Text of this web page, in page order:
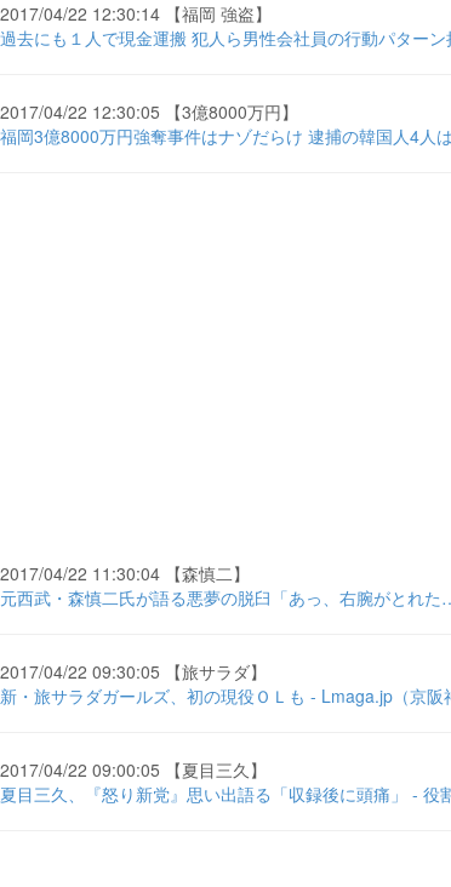
2017/04/22 12:30:14 【福岡 強盗】
過去にも１人で現金運搬 犯人ら男性会社員の行動パター
2017/04/22 12:30:05 【3億8000万円】
福岡3億8000万円強奪事件はナゾだらけ 逮捕の韓国人4人
2017/04/22 11:30:04 【森慎二】
元西武・森慎二氏が語る悪夢の脱臼「あっ、右腕がとれ
2017/04/22 09:30:05 【旅サラダ】
新・旅サラダガールズ、初の現役ＯＬも - Lmaga.jp（京阪
2017/04/22 09:00:05 【夏目三久】
夏目三久、『怒り新党』思い出語る「収録後に頭痛」 - 役